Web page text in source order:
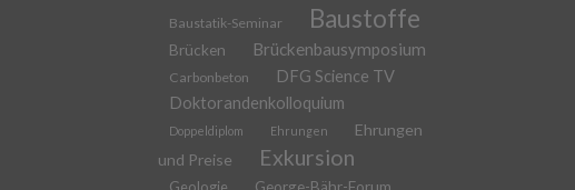
Baustatik-Seminar Baustoffe
Brücken Brückenbausymposium
Carbonbeton
DFG Science TV
Doktorandenkolloquium
Doppeldiplom Ehrungen
Ehrungen
und Preise
Exkursion
Geologie George-Bähr-Forum